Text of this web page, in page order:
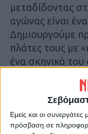
Εμείς και οι
πρόσβαση σε
μεταδίδοντας
αγώνας είναι
Δημιουργούμε
πλάτες τους με
ένα σκηνικό
Μόνο όμως, που
κατανοούμε ότι
τον ακαδημαϊκό
τέχνης, έχουν